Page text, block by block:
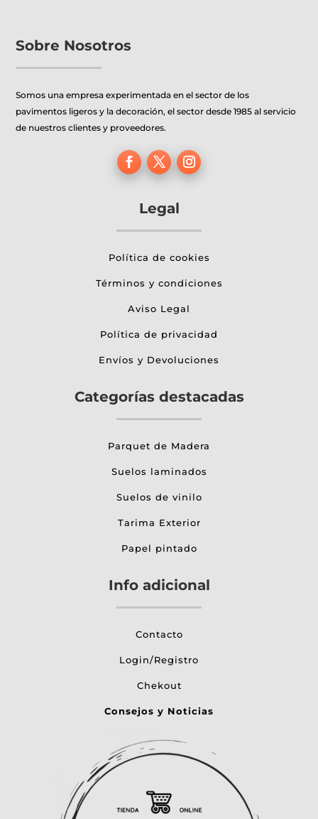
Sobre Nosotros
Somos una empresa experimentada en el sector de los
pavimentos ligeros y la decoración, el sector desde 1985 al servicio
de nuestros clientes y proveedores.
Legal
Política de cookies
Términos y condiciones
Aviso Legal
Política de privacidad
Envíos y Devoluciones
Categorías destacadas
Parquet de Madera
Suelos laminados
Suelos de vinilo
Tarima Exterior
Papel pintado
Info adicional
Contacto
Login/Registro
Chekout
Consejos y Noticias